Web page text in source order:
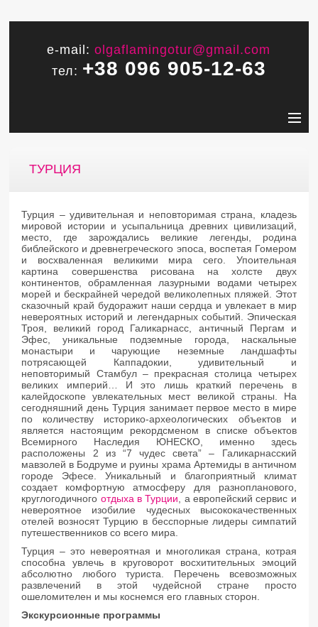
e-mail:olgaflamingotur@gmail.com
тел: +38 096 905-12-63
ТУРЦИЯ
Турция – удивительная и неповторимая страна, кладезь
мировой истории и усыпальница древних цивилизаций,
место, где зарождались великие легенды, родина
библейского и древнегреческого эпоса, воспетая Гомером
и восхваленная великими мира сего. Упоительная
картина совершенства рисована на холсте двух
континентов, обрамленная лазурными водами четырех
морей и бескрайней чередой великолепных пляжей. Этот
сказочный край будоражит наши сердца и увлекает в мир
невероятных историй и легендарных событий. Эпическая
Троя, великий город Галикарнасс, античный Пергам и
Эфес, уникальные подземные города, наскальные
монастыри и чарующие неземные ландшафты
потрясающей Каппадокии, удивительный и
неповторимый Стамбул – прекрасная столица четырех
великих империй… И это лишь краткий перечень в
калейдоскопе увлекательных мест великой страны. На
сегодняшний день Турция занимает первое место в мире
по количеству историко-археологических объектов и
является настоящим рекордсменом в списке объектов
Всемирного Наследия ЮНЕСКО, именно здесь
расположены 2 из “7 чудес света” – Галикарнасский
мавзолей в Бодруме и руины храма Артемиды в античном
городе Эфесе. Уникальный и благоприятный климат
создает комфортную атмосферу для разнопланового,
круглогодичного отдыха в Турции , а европейский сервис и
невероятное изобилие чудесных высококачественных
отелей возносят Турцию в бесспорные лидеры симпатий
путешественников со всего мира.
Турция – это невероятная и многоликая страна, котрая
способна увлечь в круговорот восхитительных эмоций
абсолютно любого туриста. Перечень всевозможных
развлечений в этой чудейсной стране просто
ошеломителен и мы коснемся его главных сторон.
Экскурсионные программы